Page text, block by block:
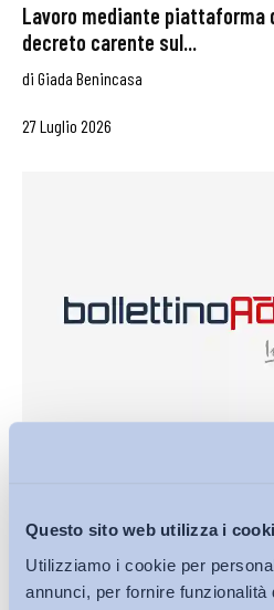
Questo sito web utilizza i
Utilizziamo i cookie per
annunci, per fornire
Lavoro mediante piattaforma
decreto carente sul...
di Giada Benincasa
27 Luglio 2026
Corte di Cassazione, sentenza
–...
Corte di Cassazione